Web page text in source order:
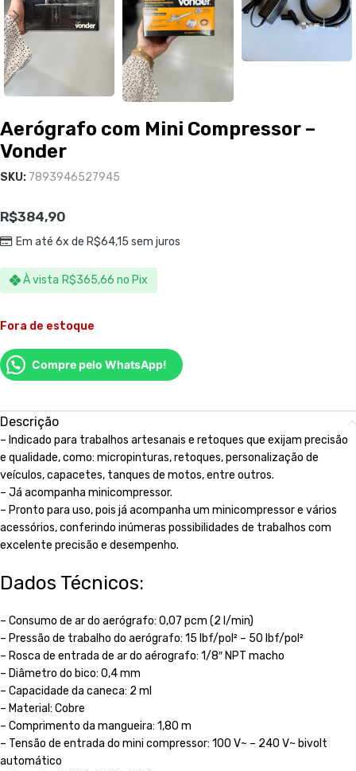
Aerógrafo com Mini Compressor –
Vonder
SKU: 7893946527945
R$384,90
Em até 6x de R$64,15 sem juros
À vista R$365,66 no Pix
Fora de estoque
Compre pelo WhatsApp!
Descrição
– Indicado para trabalhos artesanais e retoques que exijam precisão
e qualidade, como: micropinturas, retoques, personalização de
veículos, capacetes, tanques de motos, entre outros.
– Já acompanha minicompressor.
– Pronto para uso, pois já acompanha um minicompressor e vários
acessórios, conferindo inúmeras possibilidades de trabalhos com
excelente precisão e desempenho.
Dados Técnicos:
– Consumo de ar do aerógrafo: 0,07 pcm (2 l/min)
– Pressão de trabalho do aerógrafo: 15 lbf/pol² – 50 lbf/pol²
– Rosca de entrada de ar do aérografo: 1/8″ NPT macho
– Diâmetro do bico: 0,4 mm
– Capacidade da caneca: 2 ml
– Material: Cobre
– Comprimento da mangueira: 1,80 m
– Tensão de entrada do mini compressor: 100 V~ – 240 V~ bivolt
automático